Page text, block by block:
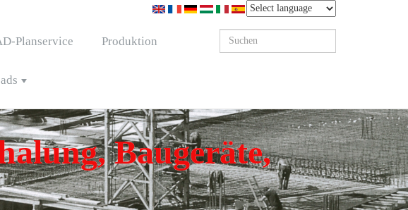
Planservice Produktion
Baugeräte,